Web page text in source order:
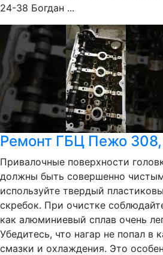
24-38 Богдан ...
Ремонт ГБЦ Пежо 308,
Привалочные поверхности
должны быть совершенно
используйте твердый
скребок. При очистке
как алюминиевый сплав очень
Убедитесь, что нагар не попал в
смазки и охлаждения. Это